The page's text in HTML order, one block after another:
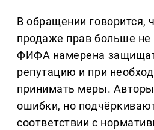
В обращении говорится,
продаже прав больше не
ФИФА намерена
репутацию и при
принимать меры.
ошибки, но
соответствии с